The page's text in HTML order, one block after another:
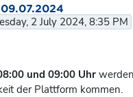
2 July 2024, 8:35 PM
und 09:00 Uhr
der Plattform kommen.